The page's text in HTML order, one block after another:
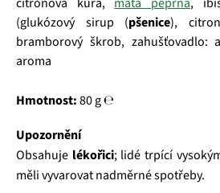
(glukózový sirup (pšenice),
bramborový škrob, zahušťovadlo:
aroma
Hmotnost:80 g ℮
Upozornění
Obsahuje lékořici; lidé trpící
měli vyvarovat nadměrné spotřeby.